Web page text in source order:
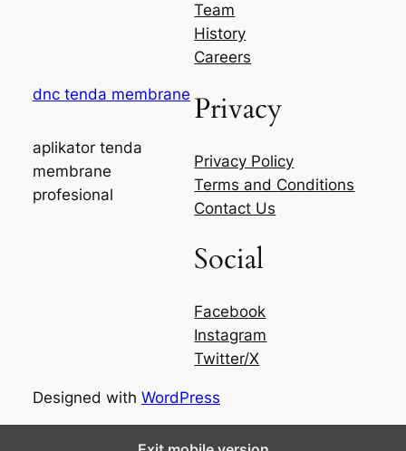
dnc tenda membrane
aplikator tenda
membrane
profesional
Team
History
Careers
Privacy
Privacy Policy
Terms and Conditions
Contact Us
Social
Facebook
Instagram
Twitter/X
Designed with WordPress